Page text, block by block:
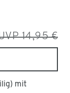
14,95 €
mit